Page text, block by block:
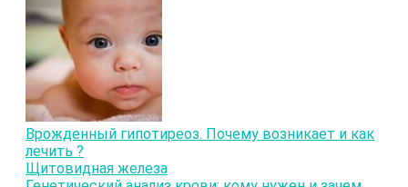
Врожденный гипотиреоз. Почему возникает и как
лечить ?
Щитовидная железа